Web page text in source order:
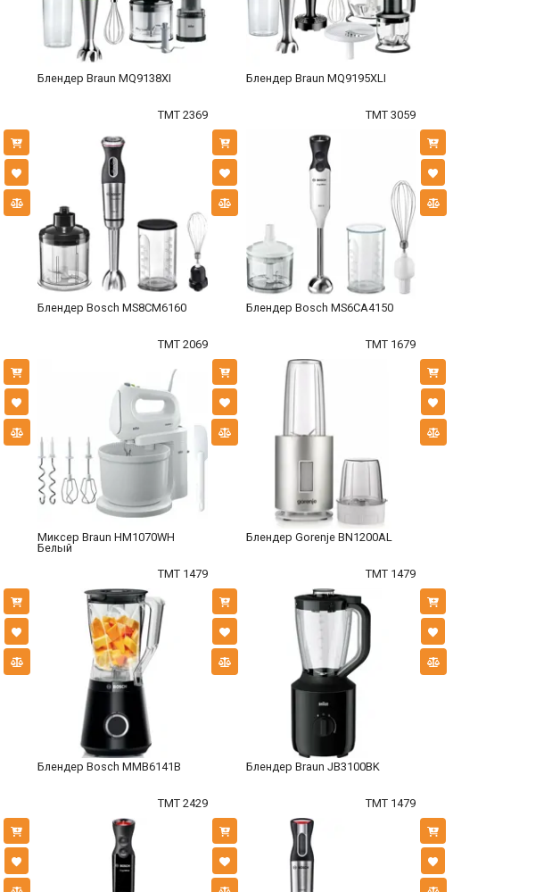
Блендер Braun MQ9138XI
TMT 2369
Блендер Braun MQ9195XLI
TMT 3059
Блендер Bosch MS8CM6160
TMT 2069
Блендер Bosch MS6CA4150
TMT 1679
Миксер Braun HM1070WH
Белый
TMT 1479
Блендер Gorenje BN1200AL
TMT 1479
Блендер Bosch MMB6141B
TMT 2429
Блендер Braun JB3100BK
TMT 1479